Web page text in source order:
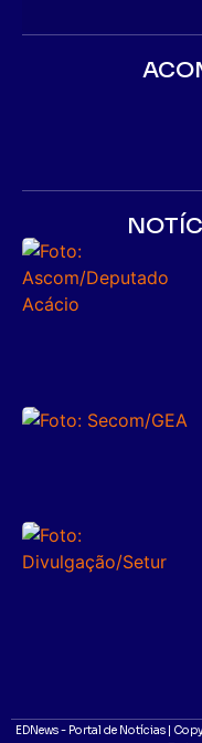
EDNews - Portal de Notícias |